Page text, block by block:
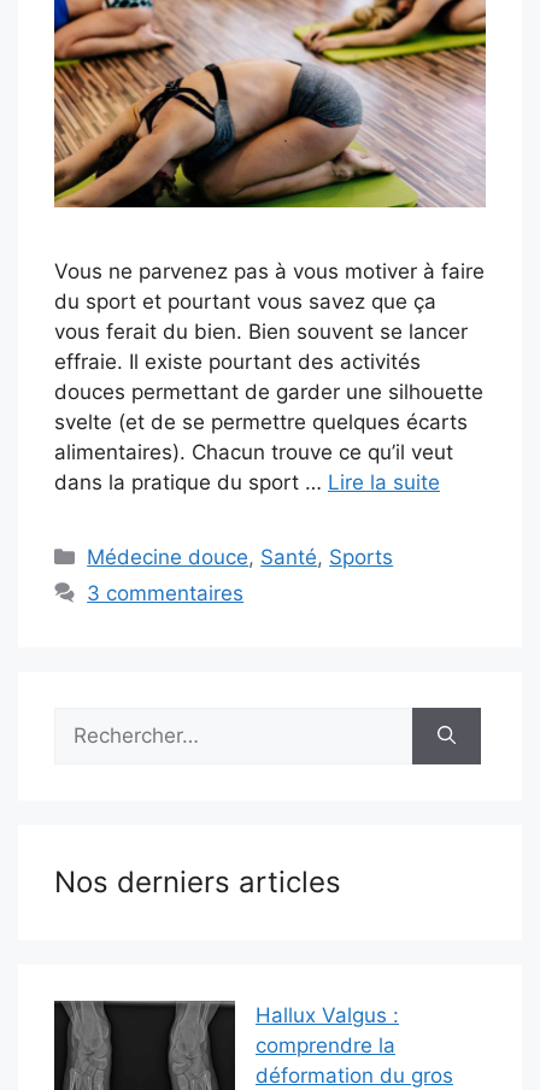
Vous ne parvenez pas à vous motiver à faire
du sport et pourtant vous savez que ça
vous ferait du bien. Bien souvent se lancer
effraie. Il existe pourtant des activités
douces permettant de garder une silhouette
svelte (et de se permettre quelques écarts
alimentaires). Chacun trouve ce qu’il veut
dans la pratique du sport … Lire la suite
Catégories
Médecine douce, Santé, Sports
3 commentaires
Rechercher :
Nos derniers articles
Hallux Valgus :
comprendre la
déformation du gros